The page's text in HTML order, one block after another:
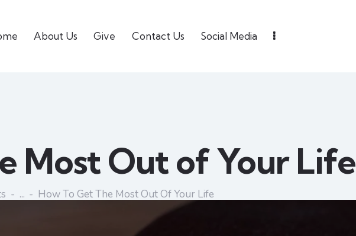
About Us Give Contact Us Social Media
Most Out of Your Life
... How To Get The Most Out Of Your Life